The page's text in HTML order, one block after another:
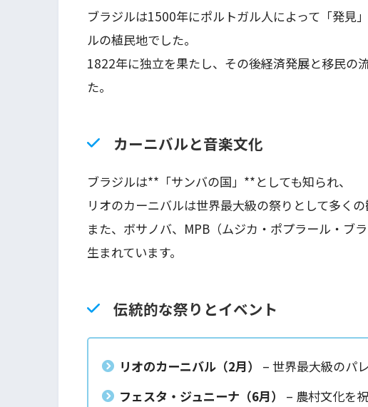
ブラジルは1500年にポルトガル人によって「発見
ルの植民地でした。
1822年に独立を果たし、その後経済発展と移民の
た。
カーニバルと音楽文化
ブラジルは**「サンバの国」**としても知られ、
リオのカーニバルは世界最大級の祭りとして多くの
また、ボサノバ、MPB（ムジカ・ポプラール・ブ
生まれています。
伝統的な祭りとイベント
リオのカーニバル（2月）
– 世界最大級のパ
フェスタ・ジュニーナ（6月） – 農村文化を